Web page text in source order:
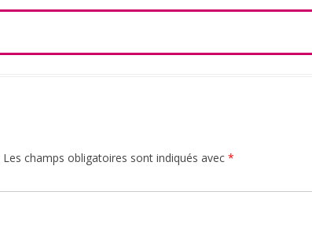
Les champs obligatoires sont indiqués avec *